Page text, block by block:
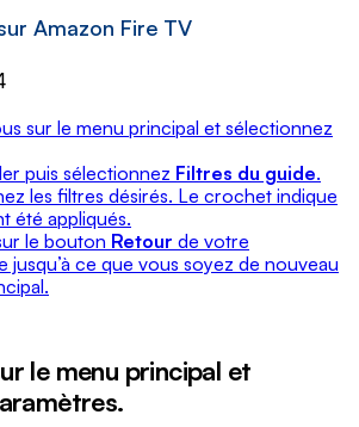
Amazon Fire TV
sur le menu principal et sélectionnez
puis sélectionnez Filtres du guide.
les filtres désirés. Le crochet indique
été appliqués.
le bouton Retour de votre
jusqu’à ce que vous soyez de nouveau
le menu principal et
.